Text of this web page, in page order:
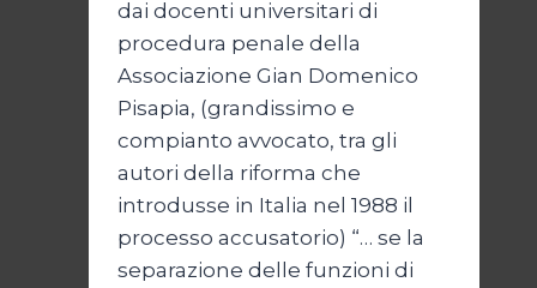
dai docenti universitari di
procedura penale della
Associazione Gian Domenico
Pisapia, (grandissimo e
compianto avvocato, tra gli
autori della riforma che
introdusse in Italia nel 1988 il
processo accusatorio) “… se la
separazione delle funzioni di